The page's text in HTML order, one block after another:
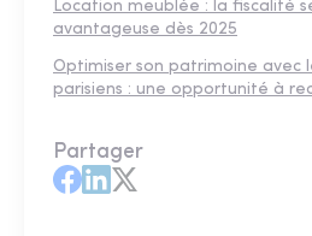
Location meublée : la fiscalité
avantageuse dès 2025
Optimiser son patrimoine avec
parisiens : une opportunité à
Partager